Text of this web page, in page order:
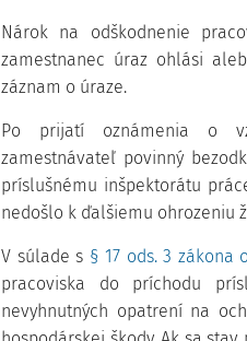
Nárok na odškodnenie
zamestnanec úraz ohlási
záznam o úraze.
Po prijatí oznámenia o
zamestnávateľ povinný
príslušnému inšpektorátu
nedošlo k ďalšiemu ohrozeniu
V súlade s § 17 ods. 3 zákona
pracoviska do príchodu
nevyhnutných opatrení na